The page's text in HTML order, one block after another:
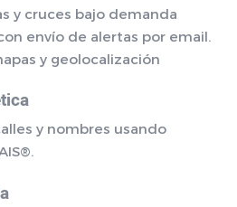
y cruces bajo demanda
envío de alertas por email.
y geolocalización
y nombres usando